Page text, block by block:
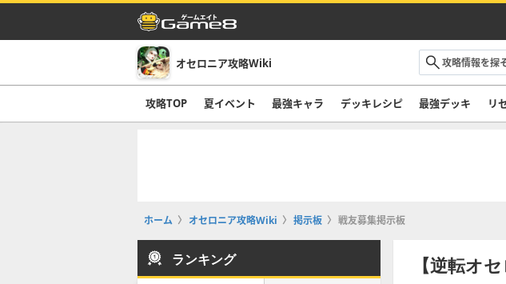
オセロニア攻略Wiki
攻略TOP 夏イベント 最強キャラ デッキレシピ 最強デッキ リ
ホーム オセロニア攻略Wiki 掲示板 戦友募集掲示板
【逆転オ
ランキング